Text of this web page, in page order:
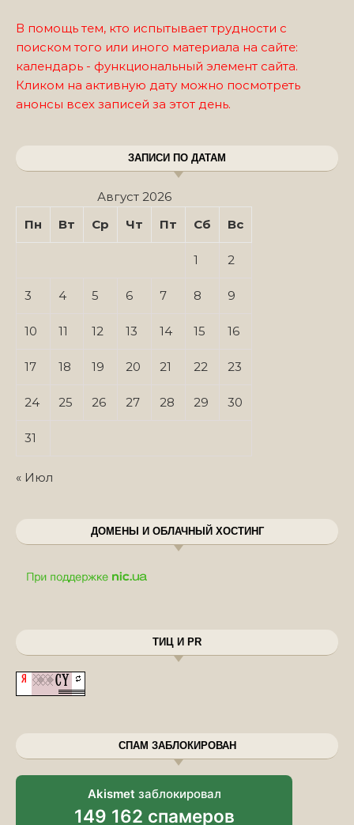
В помощь тем, кто испытывает трудности с
поиском того или иного материала на сайте:
календарь - функциональный элемент сайта.
Кликом на активную дату можно посмотреть
анонсы всех записей за этот день.
ЗАПИСИ ПО ДАТАМ
Август 2026
Пн
Вт Ср Чт Пт Сб Вс
1 2
3 4 5 6 7 8 9
10 11 12 13 14 15 16
17 18 19 20 21 22 23
24 25 26 27 28 29 30
31
« Июл
ДОМЕНЫ И ОБЛАЧНЫЙ ХОСТИНГ
ТИЦ И PR
СПАМ ЗАБЛОКИРОВАН
Akismet заблокировал
149 162 спамеров